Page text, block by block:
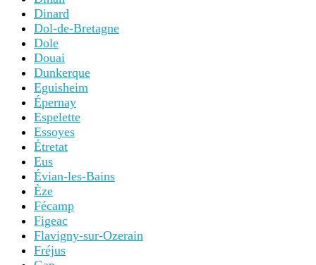
Dinard
Dol-de-Bretagne
Dole
Douai
Dunkerque
Eguisheim
Épernay
Espelette
Essoyes
Étretat
Eus
Évian-les-Bains
Èze
Fécamp
Figeac
Flavigny-sur-Ozerain
Fréjus